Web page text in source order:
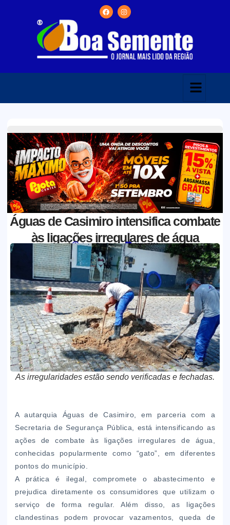
Águas de Casimiro intensifica combate
às ligações irregulares de água
Jornal Boa Semente 21/01/2026
As irregularidades estão sendo verificadas e fechadas.
A autarquia Águas de Casimiro, em parceria com a
Secretaria de Segurança Pública, está intensificando as
ações de combate às ligações irregulares de água,
conhecidas popularmente como “gato”, em diferentes
pontos do município.
A prática é ilegal, compromete o abastecimento e
prejudica diretamente os consumidores que utilizam o
serviço de forma regular. Além disso, as ligações
clandestinas podem provocar vazamentos, queda de